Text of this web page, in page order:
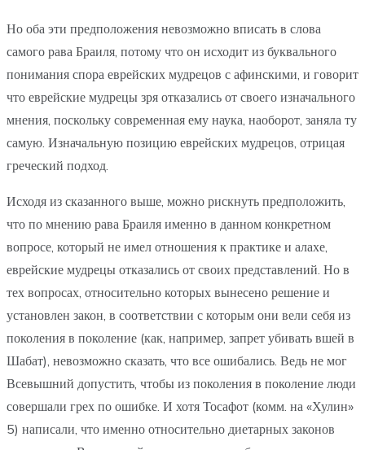
Но оба эти предположения невозможно вписать в слова
самого рава Браиля, потому что он исходит из буквального
понимания спора еврейских мудрецов с афинскими, и говорит
что еврейские мудрецы зря отказались от своего изначального
мнения, поскольку современная ему наука, наоборот, заняла ту
самую. Изначальную позицию еврейских мудрецов, отрицая
греческий подход.
Исходя из сказанного выше, можно рискнуть предположить,
что по мнению рава Браиля именно в данном конкретном
вопросе, который не имел отношения к практике и алахе,
еврейские мудрецы отказались от своих представлений. Но в
тех вопросах, относительно которых вынесено решение и
установлен закон, в соответствии с которым они вели себя из
поколения в поколение (как, например, запрет убивать вшей в
Шабат), невозможно сказать, что все ошибались. Ведь не мог
Всевышний допустить, чтобы из поколения в поколение люди
совершали грех по ошибке. И хотя Тосафот (комм. на «Хулин»
5) написали, что именно относительно диетарных законов